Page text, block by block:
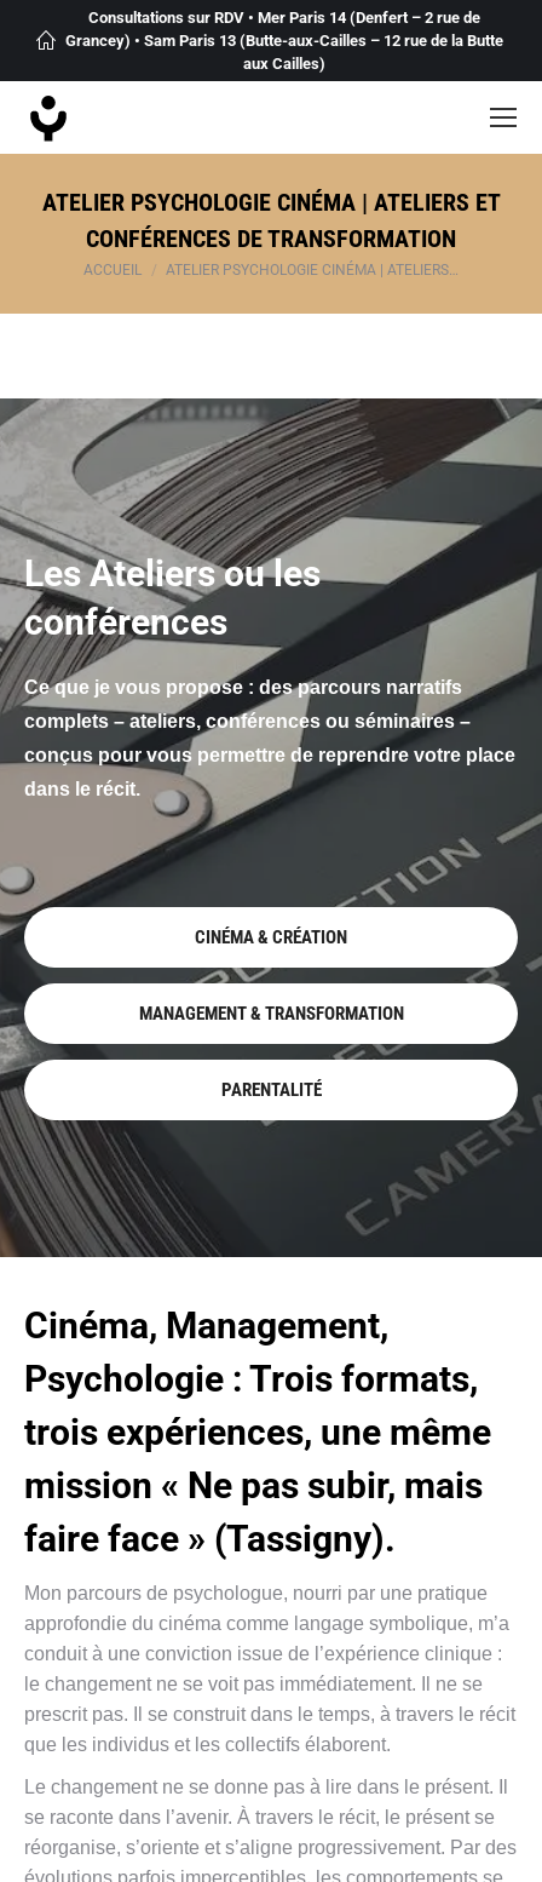
Consultations sur RDV • Mer Paris 14 (Denfert – 2 rue de
Grancey) • Sam Paris 13 (Butte-aux-Cailles – 12 rue de la Butte
aux Cailles)
ATELIER PSYCHOLOGIE CINÉMA | ATELIERS ET
CONFÉRENCES DE TRANSFORMATION
Vous êtes ici :
ACCUEIL ATELIER PSYCHOLOGIE CINÉMA | ATELIERS…
Les Ateliers ou les
conférences
Ce que je vous propose : des parcours narratifs
complets – ateliers, conférences ou séminaires –
conçus pour vous permettre de reprendre votre place
dans le récit.
CINÉMA & CRÉATION
MANAGEMENT & TRANSFORMATION
PARENTALITÉ
Cinéma, Management,
Psychologie : Trois formats,
trois expériences, une même
mission « Ne pas subir, mais
faire face » (Tassigny).
Mon parcours de psychologue, nourri par une pratique
approfondie du cinéma comme langage symbolique, m’a
conduit à une conviction issue de l’expérience clinique :
le changement ne se voit pas immédiatement. Il ne se
prescrit pas. Il se construit dans le temps, à travers le récit
que les individus et les collectifs élaborent.
Le changement ne se donne pas à lire dans le présent. Il
se raconte dans l’avenir. À travers le récit, le présent se
réorganise, s’oriente et s’aligne progressivement. Par des
évolutions parfois imperceptibles, les comportements se